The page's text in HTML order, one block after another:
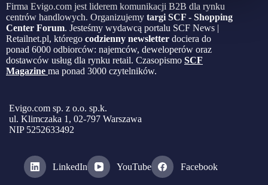
Firma Evigo.com jest liderem komunikacji B2B dla rynku
centrów handlowych. Organizujemy targi SCF - Shopping
Center Forum. Jesteśmy wydawcą portalu SCF News |
Retailnet.pl, którego codzienny newsletter dociera do
ponad 6000 odbiorców: najemców, deweloperów oraz
dostawców usług dla rynku retail. Czasopismo SCF
Magazine ma ponad 3000 czytelników.
Evigo.com sp. z o.o. sp.k.
ul. Klimczaka 1, 02-797 Warszawa
NIP 5252633492
LinkedIn YouTube Facebook